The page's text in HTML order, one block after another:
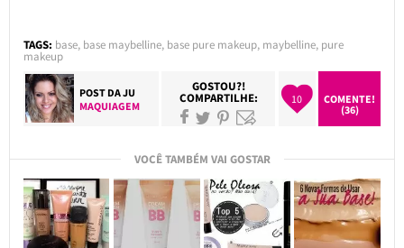
TAGS: base, base maybelline, base pure makeup, maybelline, pure
makeup
POST DAJU
MAQUIAGEM
GOSTOU?!
COMPARTILHE: 10
COMENTE!
(36)
VOCÊ TAMBÉM VAI GOSTAR